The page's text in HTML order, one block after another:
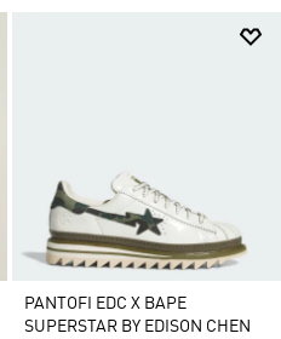
PANTOFI EDC X BAPE
SUPERSTAR BY EDISON CHEN